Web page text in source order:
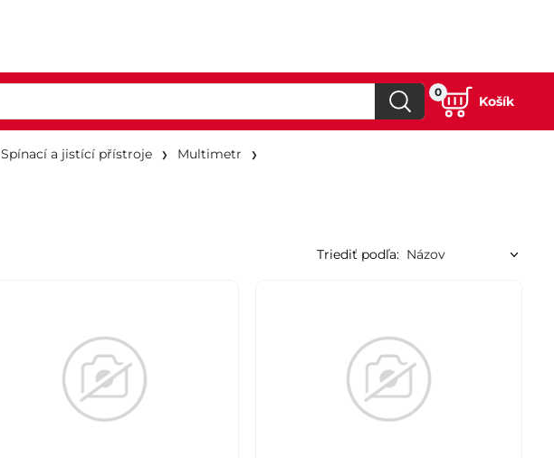
Košík
0
Spínací a jistící přístroje Multimetr
Triediť podľa: